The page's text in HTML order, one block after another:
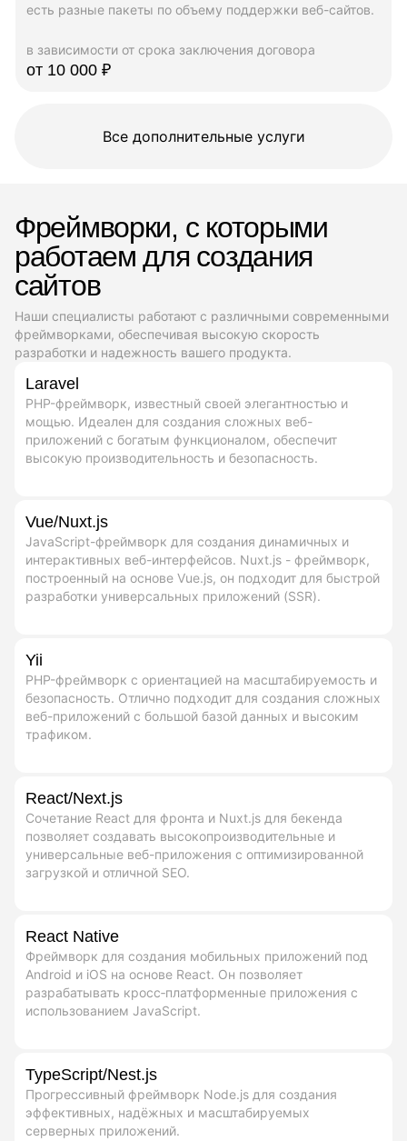
есть разные пакеты по объему поддержки веб-сайтов.
в зависимости от срока заключения договора
от 10 000 ₽
Все дополнительные услуги
Фреймворки, с которыми
работаем для создания
сайтов
Наши специалисты работают с различными современными
фреймворками, обеспечивая высокую скорость
разработки и надежность вашего продукта.
Laravel
PHP-фреймворк, известный своей элегантностью и
мощью. Идеален для создания сложных веб-
приложений с богатым функционалом, обеспечит
высокую производительность и безопасность.
Vue/Nuxt.js
JavaScript-фреймворк для создания динамичных и
интерактивных веб-интерфейсов. Nuxt.js - фреймворк,
построенный на основе Vue.js, он подходит для быстрой
разработки универсальных приложений (SSR).
Yii
PHP-фреймворк с ориентацией на масштабируемость и
безопасность. Отлично подходит для создания сложных
веб-приложений с большой базой данных и высоким
трафиком.
React/Next.js
Сочетание React для фронта и Nuxt.js для бекенда
позволяет создавать высокопроизводительные и
универсальные веб-приложения с оптимизированной
загрузкой и отличной SEO.
React Native
Фреймворк для создания мобильных приложений под
Android и iOS на основе React. Он позволяет
разрабатывать кросс‑платформенные приложения с
использованием JavaScript.
TypeScript/Nest.js
Прогрессивный фреймворк Node.js для создания
эффективных, надёжных и масштабируемых
серверных приложений.